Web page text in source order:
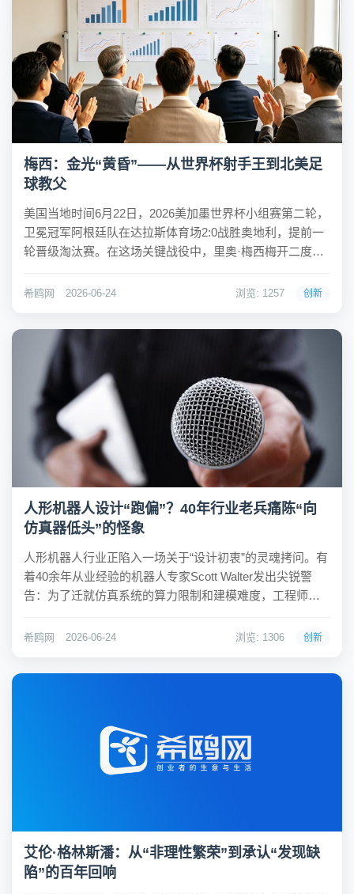
梅西：金光“黄昏”——从世界杯射手王到北美足
球教父
美国当地时间6月22日，2026美加墨世界杯小组赛第二轮，
卫冕冠军阿根廷队在达拉斯体育场2:0战胜奥地利，提前一
轮晋级淘汰赛。在这场关键战役中，里奥·梅西梅开二度，
泽，加冕世界杯历史最佳射手。四年前的卡塔尔，梅西在
希鸥网 2026-06-24 浏览: 1257 创新
人形机器人设计“跑偏”？40年行业老兵痛陈“向
仿真器低头”的怪象
人形机器人行业正陷入一场关于“设计初衷”的灵魂拷问。有
着40余年从业经验的机器人专家Scott Walter发出尖锐警
告：为了迁就仿真系统的算力限制和建模难度，工程师们
肌腱式手部等本具机械优势的结构，因“仿真麻烦”而被弃
希鸥网 2026-06-24 浏览: 1306 创新
艾伦·格林斯潘：从“非理性繁荣”到承认“发现缺
陷”的百年回响